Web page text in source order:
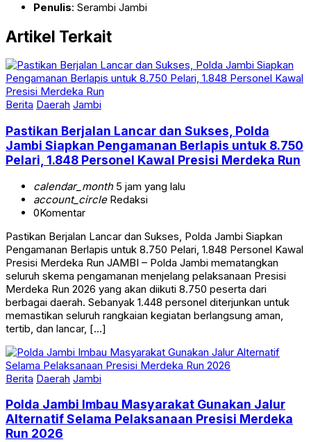
Penulis: Serambi Jambi
Artikel Terkait
Berita Daerah Jambi
Pastikan Berjalan Lancar dan Sukses, Polda
Jambi Siapkan Pengamanan Berlapis untuk 8.750
Pelari, 1.848 Personel Kawal Presisi Merdeka Run
calendar_month5 jam yang lalu
account_circleRedaksi
0Komentar
Pastikan Berjalan Lancar dan Sukses, Polda Jambi Siapkan
Pengamanan Berlapis untuk 8.750 Pelari, 1.848 Personel Kawal
Presisi Merdeka Run JAMBI – Polda Jambi mematangkan
seluruh skema pengamanan menjelang pelaksanaan Presisi
Merdeka Run 2026 yang akan diikuti 8.750 peserta dari
berbagai daerah. Sebanyak 1.448 personel diterjunkan untuk
memastikan seluruh rangkaian kegiatan berlangsung aman,
tertib, dan lancar, […]
Berita Daerah Jambi
Polda Jambi Imbau Masyarakat Gunakan Jalur
Alternatif Selama Pelaksanaan Presisi Merdeka
Run 2026